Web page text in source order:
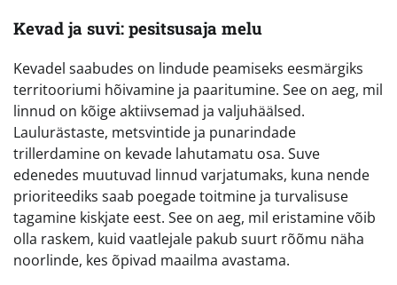
Kevad ja suvi: pesitsusaja melu
Kevadel saabudes on lindude peamiseks eesmärgiks
territooriumi hõivamine ja paaritumine. See on aeg, mil
linnud on kõige aktiivsemad ja valjuhäälsed.
Laulurästaste, metsvintide ja punarindade
trillerdamine on kevade lahutamatu osa. Suve
edenedes muutuvad linnud varjatumaks, kuna nende
prioriteediks saab poegade toitmine ja turvalisuse
tagamine kiskjate eest. See on aeg, mil eristamine võib
olla raskem, kuid vaatlejale pakub suurt rõõmu näha
noorlinde, kes õpivad maailma avastama.